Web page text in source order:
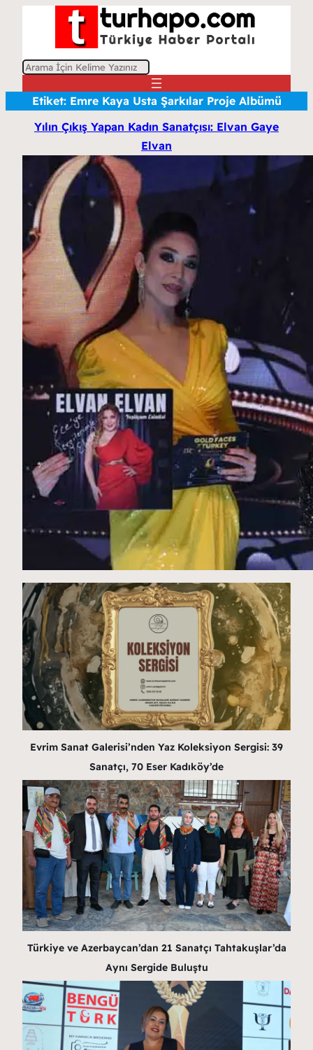
A
Etiket: Emre Kaya Usta Şarkılar Proje Albümü
Yılın Çıkış Yapan Kadın Sanatçısı: Elvan Gaye
Elvan
Evrim Sanat Galerisi’nden Yaz Koleksiyon Sergisi: 39
Sanatçı, 70 Eser Kadıköy’de
Türkiye ve Azerbaycan’dan 21 Sanatçı Tahtakuşlar’da
Aynı Sergide Buluştu